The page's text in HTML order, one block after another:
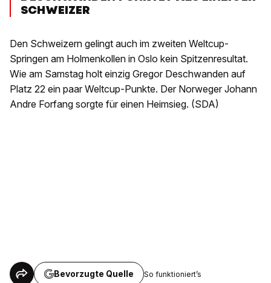
SCHWEIZER
Den Schweizern gelingt auch im zweiten Weltcup-
Springen am Holmenkollen in Oslo kein Spitzenresultat.
Wie am Samstag holt einzig Gregor Deschwanden auf
Platz 22 ein paar Weltcup-Punkte. Der Norweger Johann
Andre Forfang sorgte für einen Heimsieg. (SDA)
Bevorzugte Quelle So funktioniert’s